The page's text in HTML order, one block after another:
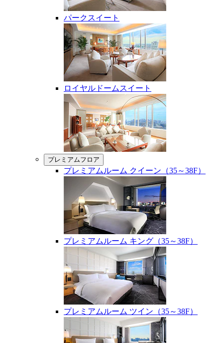
パークスイート
ロイヤルドームスイート
プレミアムフロア
プレミアムルーム クイーン（35～38F）
プレミアムルーム キング（35～38F）
プレミアムルーム ツイン（35～38F）